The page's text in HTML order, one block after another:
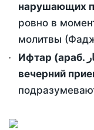
нарушающих
ровно в
молитвы
Ифтар (араб. إفطار) — разговение - это
вечерний